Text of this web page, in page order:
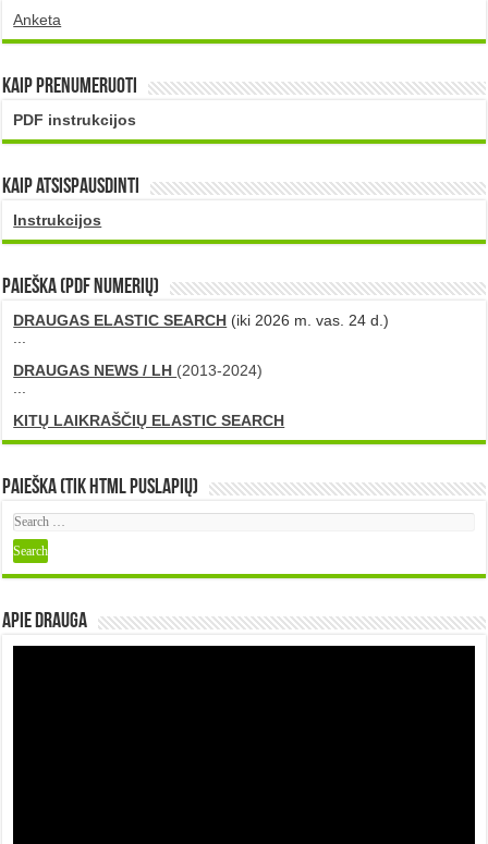
Anketa
Kaip prenumeruoti
PDF instrukcijos
Kaip atsispausdinti
Instrukcijos
PAIEŠKA (PDF numerių)
DRAUGAS ELASTIC SEARCH (iki 2026 m. vas. 24 d.)
...
DRAUGAS NEWS / LH (2013-2024)
...
KITŲ LAIKRAŠČIŲ ELASTIC SEARCH
Paieška (tik HTML puslapių)
Apie DRAUGA